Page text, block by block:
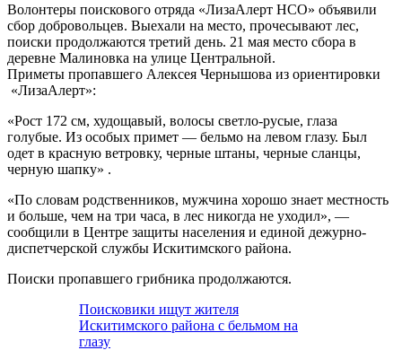
Волонтеры поискового отряда «ЛизаАлерт НСО» объявили
сбор добровольцев. Выехали на место, прочесывают лес,
поиски продолжаются третий день. 21 мая место сбора в
деревне Малиновка на улице Центральной.
Приметы пропавшего Алексея Чернышова из ориентировки
«ЛизаАлерт»:
«Рост 172 см, худощавый, волосы светло-русые, глаза
голубые. Из особых примет — бельмо на левом глазу. Был
одет в красную ветровку, черные штаны, черные сланцы,
черную шапку» .
«По словам родственников, мужчина хорошо знает местность
и больше, чем на три часа, в лес никогда не уходил», —
сообщили в Центре защиты населения и единой дежурно-
диспетчерской службы Искитимского района.
Поиски пропавшего грибника продолжаются.
Поисковики ищут жителя
Искитимского района с бельмом на
глазу